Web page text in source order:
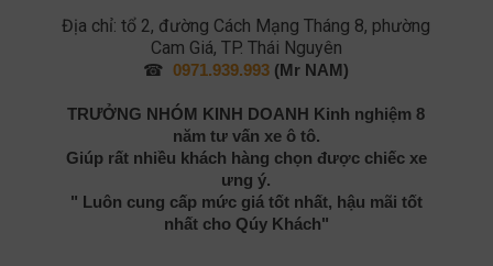
Địa chỉ: tổ 2, đường Cách Mạng Tháng 8, phường
Cam Giá, TP. Thái Nguyên
☎ 0971.939.993 (Mr NAM)
TRƯỞNG NHÓM KINH DOANH Kinh nghiệm 8
năm tư vấn xe ô tô.
Giúp rất nhiều khách hàng chọn được chiếc xe
ưng ý.
" Luôn cung cấp mức giá tốt nhất, hậu mãi tốt
nhất cho Qúy Khách"